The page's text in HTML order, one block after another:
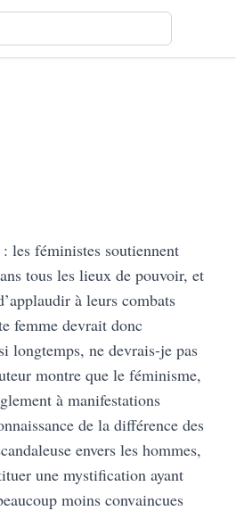
les féministes soutiennent
tous les lieux de pouvoir, et
à leurs combats
femme devrait donc
longtemps, ne devrais-je pas
montre que le féminisme,
à manifestations
de la différence des
envers les hommes,
une mystification ayant
moins convaincues